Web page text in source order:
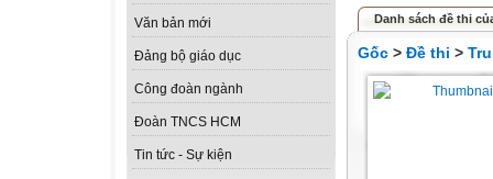
Văn bản mới
Đảng bộ giáo dục
Công đoàn ngành
Đoàn TNCS HCM
Tin tức - Sự kiện
Danh sách đề thi
Gốc > Đề thi >